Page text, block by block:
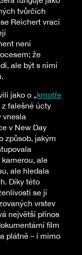
tvůrčích
Reichert vrací
není
že
ale být s nimi
jako o „kmotře
z falešné úcty
vnesla
v New Day
způsob, jakým
ale
ale hledala
Díky této
se jí
vrstev
největší přínos
film
plátně – i mimo